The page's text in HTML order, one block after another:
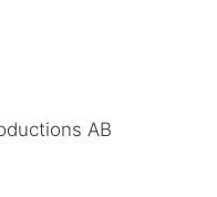
AB